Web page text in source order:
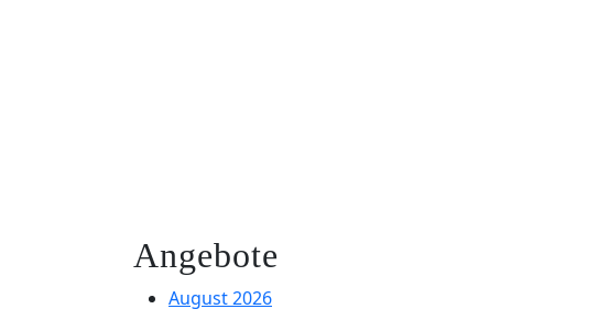
Angebote
August 2026